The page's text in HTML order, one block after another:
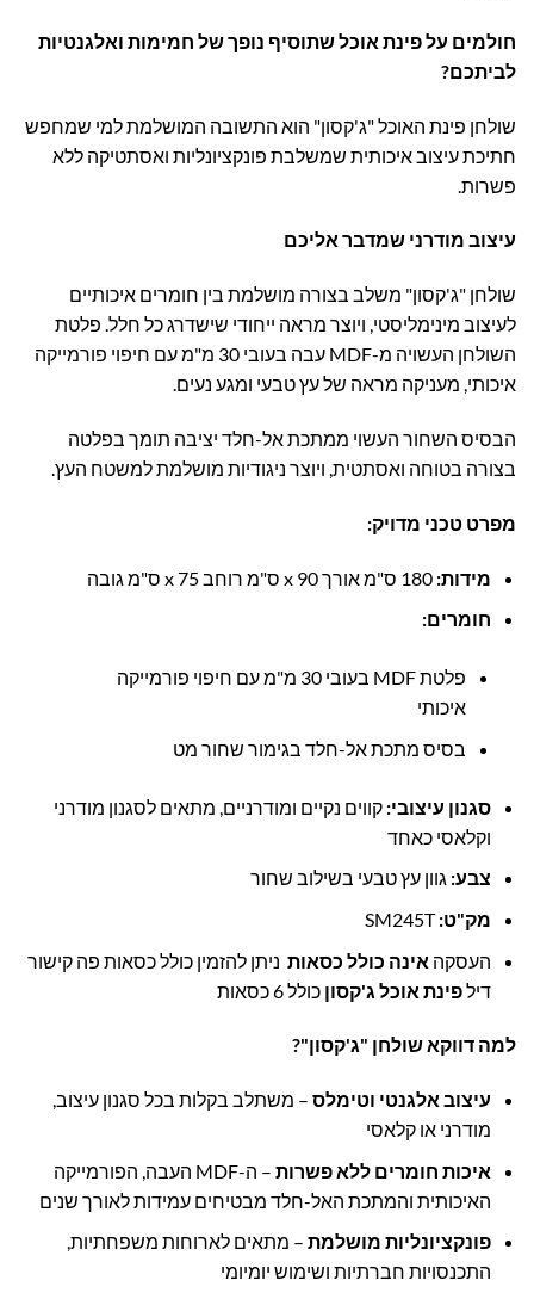
חולמים על פינת אוכל שתוסיף נופך של חמימות ואלגנטיות
לביתכם?
שולחן פינת האוכל "ג'קסון" הוא התשובה המושלמת למי שמחפש
חתיכת עיצוב איכותית שמשלבת פונקציונליות ואסתטיקה ללא
פשרות.
עיצוב מודרני שמדבר אליכם
שולחן "ג'קסון" משלב בצורה מושלמת בין חומרים איכותיים
לעיצוב מינימליסטי, ויוצר מראה ייחודי שישדרג כל חלל. פלטת
השולחן העשויה מ-MDF עבה בעובי 30 מ"מ עם חיפוי פורמייקה
איכותי, מעניקה מראה של עץ טבעי ומגע נעים.
הבסיס השחור העשוי ממתכת אל-חלד יציבה תומך בפלטה
בצורה בטוחה ואסתטית, ויוצר ניגודיות מושלמת למשטח העץ.
מפרט טכני מדויק:
מידות:
חומרים:
פלטת MDF בעובי 30 מ"מ עם חיפוי פורמייקה
איכותי
בסיס מתכת אל-חלד בגימור שחור מט
סגנון עיצובי: קווים נקיים ומודרניים, מתאים לסגנון מודרני
וקלאסי כאחד
צבע: גוון עץ טבעי בשילוב שחור
מק"ט:
SM245T
העסקה אינה כולל כסאות ניתן להזמין כולל כסאות פה קישור
דילפינת אוכל ג'קסון כולל 6 כסאות
למה דווקא שולחן "ג'קסון"?
עיצוב אלגנטי וטימלס– משתלב בקלות בכל סגנון עיצוב,
מודרני או קלאסי
איכות חומרים ללא פשרות
– ה-MDF העבה, הפורמייקה
האיכותית והמתכת האל-חלד מבטיחים עמידות לאורך שנים
פונקציונליות מושלמת– מתאים לארוחות משפחתיות,
התכנסויות חברתיות ושימוש יומיומי